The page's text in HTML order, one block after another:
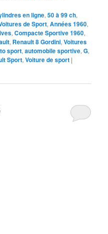
en ligne,50 à 99 ch,
de Sport,Années 1960,
,Compacte Sportive 1960,
, Renault 8 Gordini,Voitures
sport,automobile sportive,G,
Sport,Voiture de sport |